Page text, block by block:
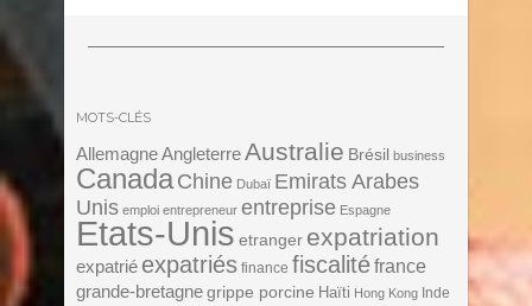
MOTS-CLÉS
Allemagne AngleterreAustralie Brésil business
Canada Chine Dubaï Emirats Arabes
Unis emploi entrepreneur entreprise Espagne
Etats-Unis etranger expatriation
expatrié expatriés finance fiscalitéfrance
grande-bretagne grippe porcine Haïti Hong Kong Inde